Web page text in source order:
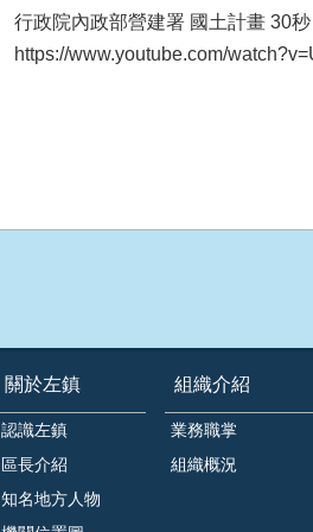
行政院內政部營建署 國土計畫 30
https://www.youtube.com/
關於左鎮
認識左鎮
區長介紹
知名地方人物
組織介紹
業務職掌
組織概況